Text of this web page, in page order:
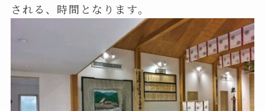
される、時間となります。